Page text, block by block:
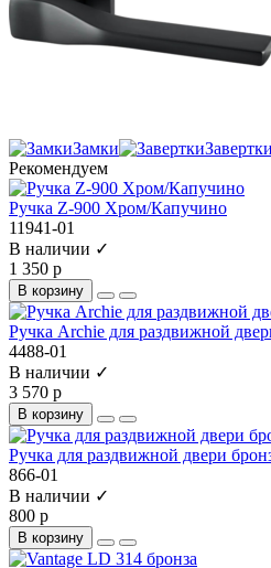
Замки
Завертки
Рекомендуем
Ручка Z-900 Хром/Капучино
11941-01
В наличии ✓
1 350 р
В корзину
Ручка Archie для раздвижной
4488-01
В наличии ✓
3 570 р
В корзину
Ручка для раздвижной двери
866-01
В наличии ✓
800 р
В корзину